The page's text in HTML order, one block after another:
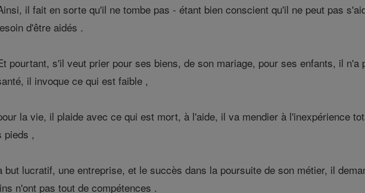
il fait en sorte qu'il ne tombe pas - étant bien conscient qu'il ne peut pas
d'être aidés .
pourtant, s'il veut prier pour ses biens, de son mariage, pour ses enfants, il
il invoque ce qui est faible ,
la vie, il plaide avec ce qui est mort, à l'aide, il va mendier à l'inexpérience
pieds ,
but lucratif, une entreprise, et le succès dans la poursuite de son métier, il
n'ont pas tout de compétences .